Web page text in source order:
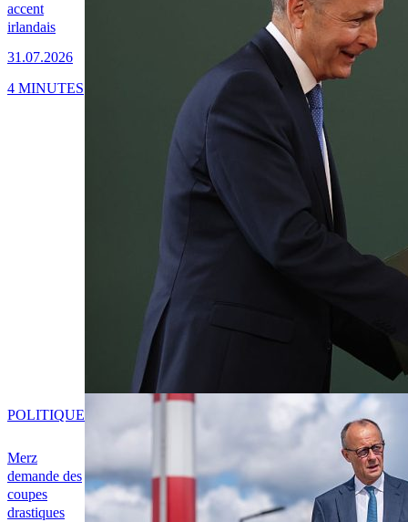
accent
irlandais
31.07.2026
4 MINUTES
Merz
demande des
coupes
drastiques
POLITIQUE